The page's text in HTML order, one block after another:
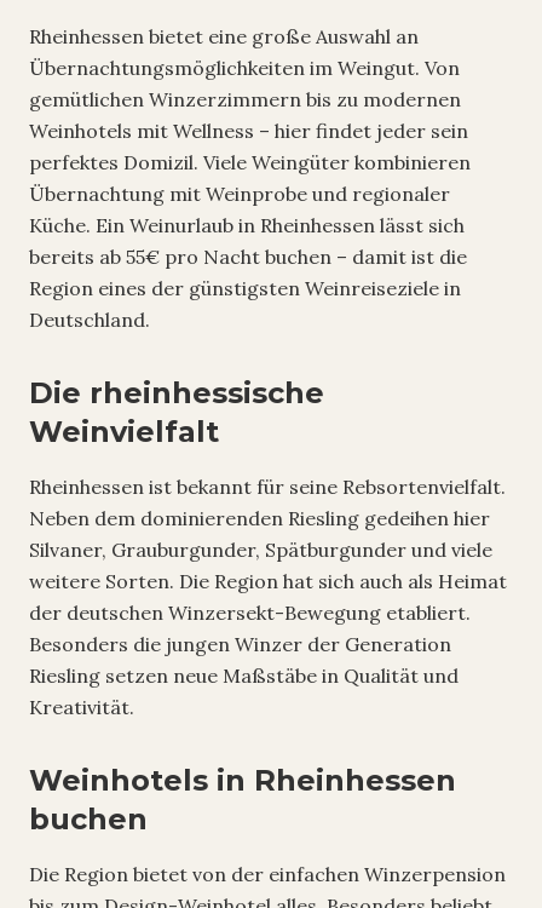
Rheinhessen bietet eine große Auswahl an
Übernachtungsmöglichkeiten im Weingut. Von
gemütlichen Winzerzimmern bis zu modernen
Weinhotels mit Wellness – hier findet jeder sein
perfektes Domizil. Viele Weingüter kombinieren
Übernachtung mit Weinprobe und regionaler
Küche. Ein Weinurlaub in Rheinhessen lässt sich
bereits ab 55€ pro Nacht buchen – damit ist die
Region eines der günstigsten Weinreiseziele in
Deutschland.
Die rheinhessische
Weinvielfalt
Rheinhessen ist bekannt für seine Rebsortenvielfalt.
Neben dem dominierenden Riesling gedeihen hier
Silvaner, Grauburgunder, Spätburgunder und viele
weitere Sorten. Die Region hat sich auch als Heimat
der deutschen Winzersekt-Bewegung etabliert.
Besonders die jungen Winzer der Generation
Riesling setzen neue Maßstäbe in Qualität und
Kreativität.
Weinhotels in Rheinhessen
buchen
Die Region bietet von der einfachen Winzerpension